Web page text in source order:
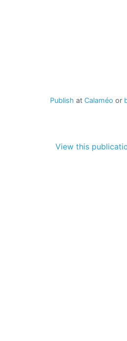
Publish at Calaméo or
View this